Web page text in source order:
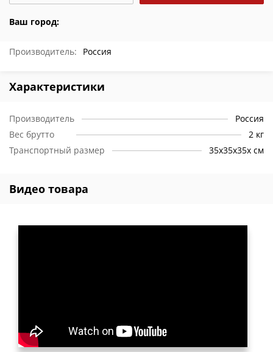
Ваш город:
Производитель: Россия
Характеристики
Производитель
Россия
Вес брутто
2 кг
Транспортный размер
35х35х35х см
Видео товара